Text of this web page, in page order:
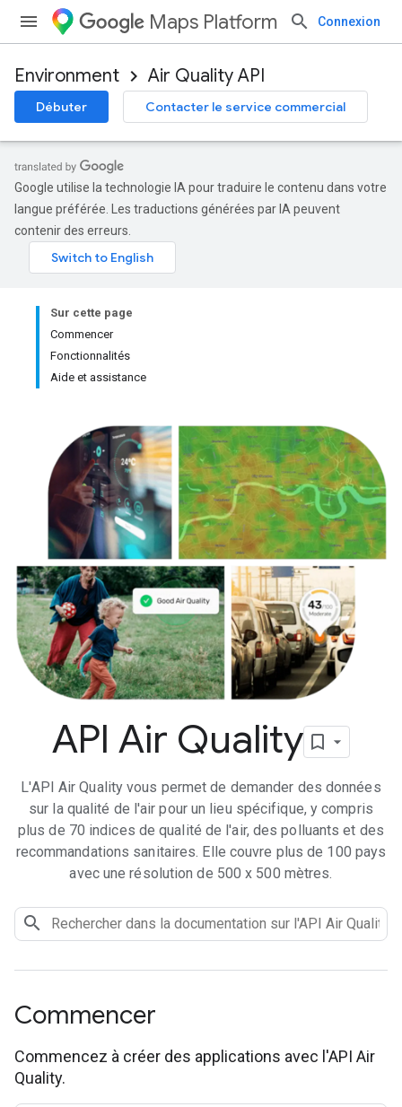
Maps Platform Connexion
Environment Air Quality API
Débuter Contacter le service commercial
Google utilise la technologie IA pour traduire le contenu dans votre
langue préférée. Les traductions générées par IA peuvent
contenir des erreurs.
Sur cette page
Commencer
Fonctionnalités
Aide et assistance
API Air Quality
L'API Air Quality vous permet de demander des données
sur la qualité de l'air pour un lieu spécifique, y compris
plus de 70 indices de qualité de l'air, des polluants et des
recommandations sanitaires. Elle couvre plus de 100 pays
avec une résolution de 500 x 500 mètres.
Commencer
Commencez à créer des applications avec l'API Air
Quality.